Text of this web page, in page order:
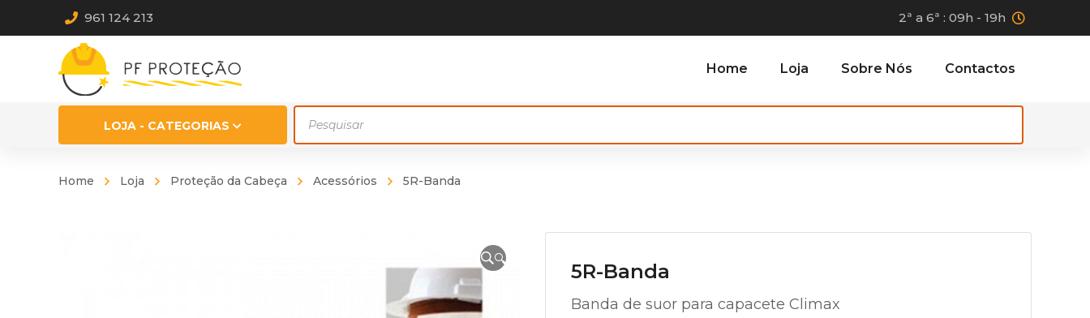
961 124 213 2ª a 6ª : 09h - 19h
Home Loja Sobre Nós Contactos
LOJA - CATEGORIAS
search
Home Loja Proteção da Cabeça Acessórios 5R-Banda
🔍
5R-Banda
Banda de suor para capacete Climax